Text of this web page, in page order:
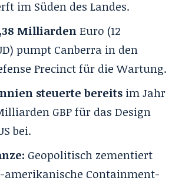
im Süden des Landes.
MilliardenEuro (12
pumpt Canberra in den
Precinct für die Wartung.
steuerte bereits im Jahr
GBP für das Design
bei.
Geopolitisch zementiert
amerikanische Containment-